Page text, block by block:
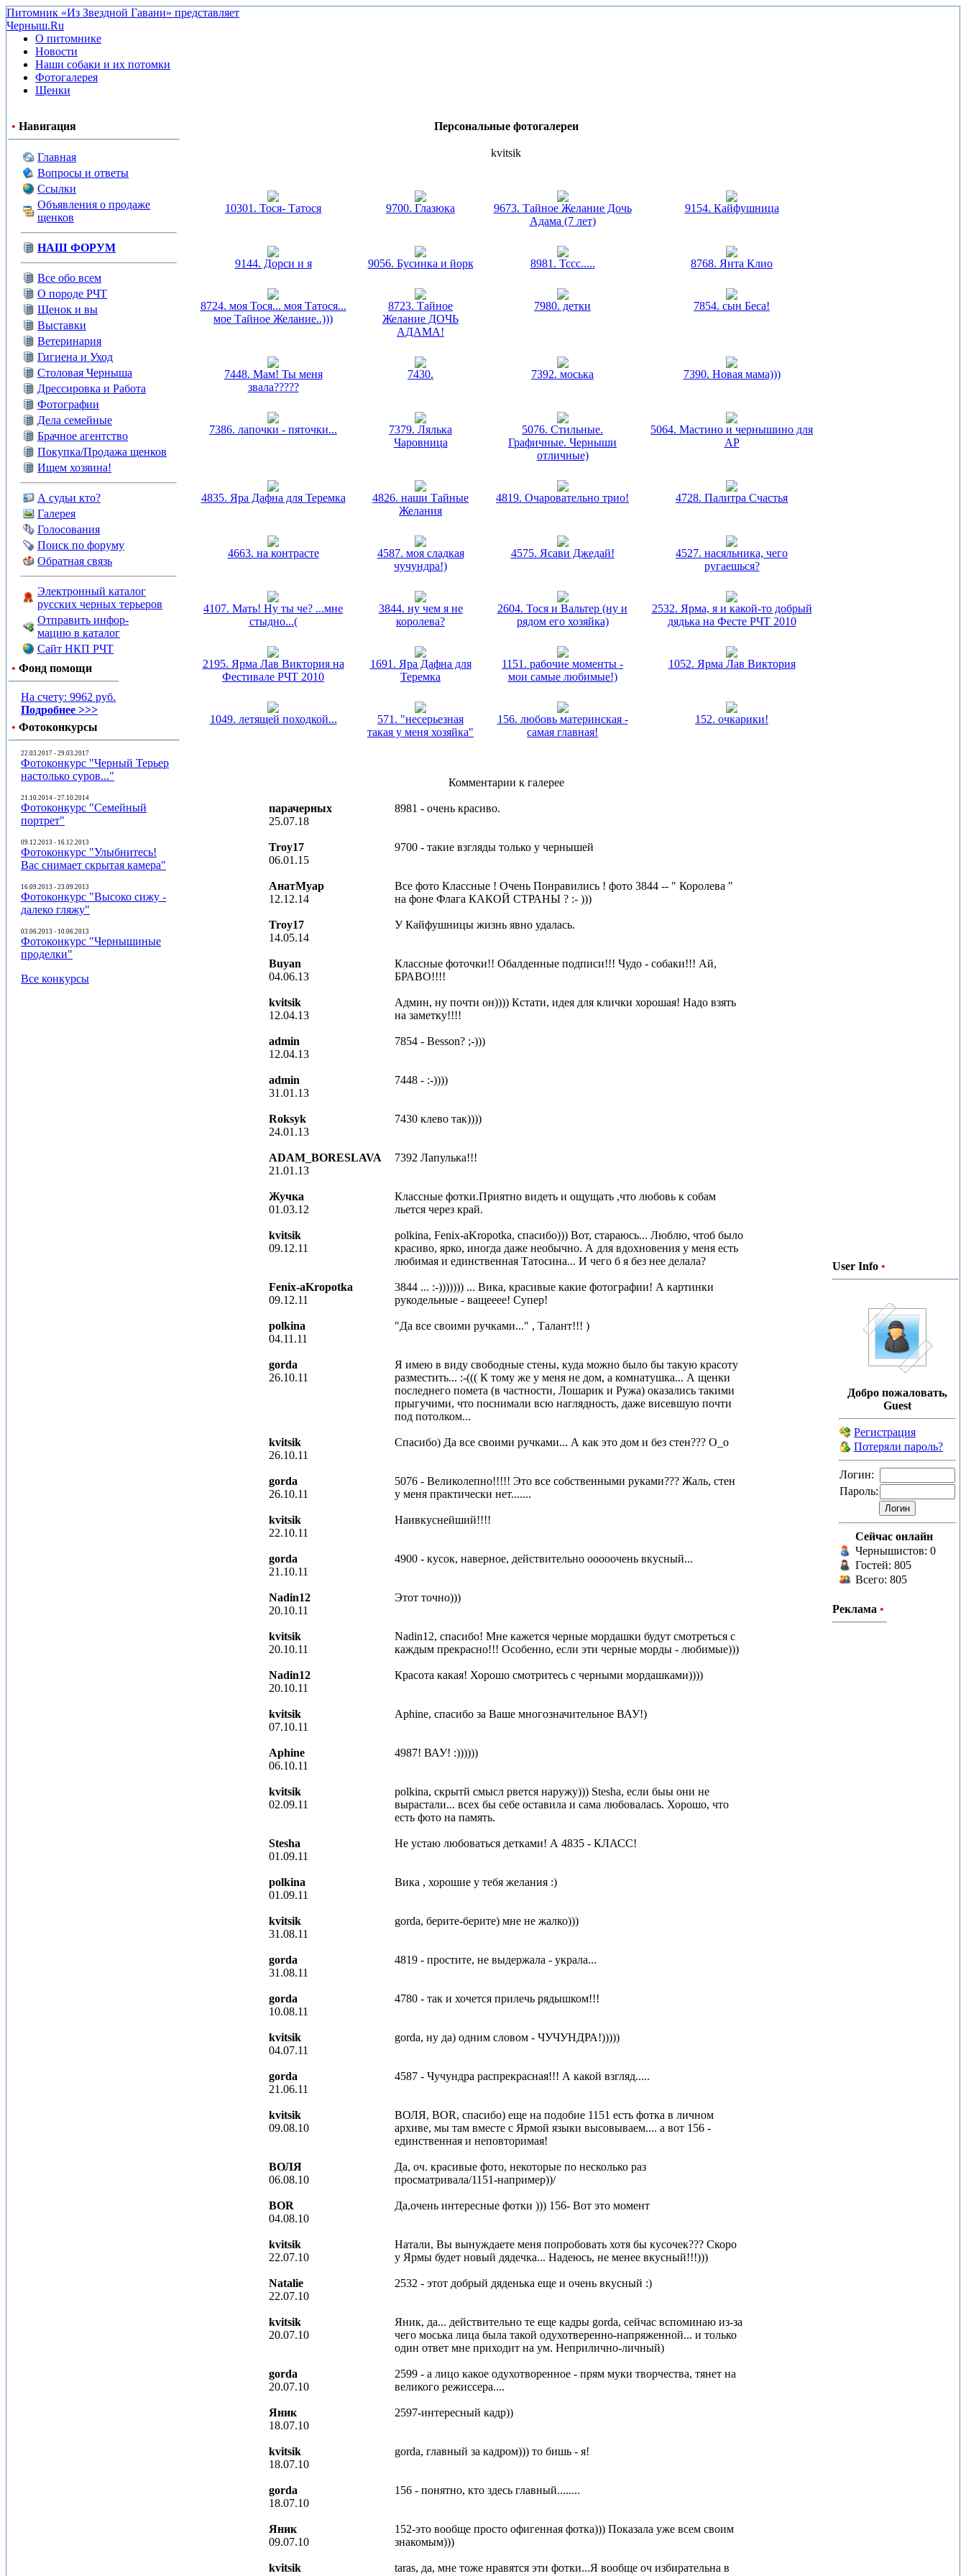
Питомник «Из Звездной Гавани» представляет
Черныш.Ru
О питомнике
Новости
Наши собаки и их потомки
Фотогалерея
Щенки
• Навигация
Главная
Вопросы и ответы
Ссылки
Объявления о продаже
щенков
НАШ ФОРУМ
Все обо всем
О породе РЧТ
Щенок и вы
Выставки
Ветеринария
Гигиена и Уход
Столовая Черныша
Дрессировка и Работа
Фотографии
Дела семейные
Брачное агентство
Покупка/Продажа щенков
Ищем хозяина!
А судьи кто?
Галерея
Голосования
Поиск по форуму
Обратная связь
Электронный каталог
русских черных терьеров
Отправить инфор-
мацию в каталог
Сайт НКП РЧТ
• Фонд помощи
На счету: 9962 руб.
Подробнее >>>
• Фотоконкурсы
22.03.2017 - 29.03.2017
Фотоконкурс "Черный Терьер
настолько суров..."
21.10.2014 - 27.10.2014
Фотоконкурс "Семейный
портрет"
09.12.2013 - 16.12.2013
Фотоконкурс "Улыбнитесь!
Вас снимает скрытая камера"
16.09.2013 - 23.09.2013
Фотоконкурс "Высоко сижу -
далеко гляжу"
03.06.2013 - 10.06.2013
Фотоконкурс "Чернышиные
проделки"
Все конкурсы
Персональные фотогалереи
kvitsik
10301. Тося- Татося 9700. Глазюка
9673. Тайное Желание Дочь
Адама (7 лет)
9154. Кайфушница
9144. Дорси и я 9056. Бусинка и йорк 8981. Тссс..... 8768. Янта Клио
8724. моя Тося... моя Татося...
мое Тайное Желание..)))
8723. Тайное
Желание ДОЧЬ
АДАМА!
7980. детки 7854. сын Беса!
7448. Мам! Ты меня
звала?????
7430. 7392. моська 7390. Новая мама)))
7386. лапочки - пяточки...
7379. Лялька
Чаровница
5076. Стильные.
Графичные. Черныши
отличные)
5064. Мастино и чернышино для
АР
4835. Яра Дафна для Теремка
4826. наши Тайные
Желания
4819. Очаровательно трио! 4728. Палитра Счастья
4663. на контрасте
4587. моя сладкая
чучундра!)
4575. Ясави Джедай!
4527. насяльника, чего
ругаешься?
4107. Мать! Ну ты че? ...мне
стыдно...(
3844. ну чем я не
королева?
2604. Тося и Вальтер (ну и
рядом его хозяйка)
2532. Ярма, я и какой-то добрый
дядька на Фесте РЧТ 2010
2195. Ярма Лав Виктория на
Фестивале РЧТ 2010
1691. Яра Дафна для
Теремка
1151. рабочие моменты -
мои самые любимые!)
1052. Ярма Лав Виктория
1049. летящей походкой...
571. "несерьезная
такая у меня хозяйка"
156. любовь материнская -
самая главная!
152. очкарики!
Комментарии к галерее
парачерных
25.07.18
8981 - очень красиво.
Troy17
06.01.15
9700 - такие взгляды только у чернышей
АнатМуар
12.12.14
Все фото Классные ! Очень Понравились ! фото 3844 -- " Королева "
на фоне Флага КАКОЙ СТРАНЫ ? :- )))
Troy17
14.05.14
У Кайфушницы жизнь явно удалась.
Buyan
04.06.13
Классные фоточки!! Обалденные подписи!!! Чудо - собаки!!! Ай,
БРАВО!!!!
kvitsik
12.04.13
Админ, ну почти он)))) Кстати, идея для клички хорошая! Надо взять
на заметку!!!!
admin
12.04.13
7854 - Besson? ;-)))
admin
31.01.13
7448 - :-))))
Roksyk
24.01.13
7430 клево так))))
ADAM_BORESLAVA
21.01.13
7392 Лапулька!!!
Жучка
01.03.12
Классные фотки.Приятно видеть и ощущать ,что любовь к собам
льется через край.
kvitsik
09.12.11
polkina, Fenix-aKropotka, спасибо))) Вот, стараюсь... Люблю, чтоб было
красиво, ярко, иногда даже необычно. А для вдохновения у меня есть
любимая и единственная Татосина... И чего б я без нее делала?
Fenix-aKropotka
09.12.11
3844 ... :-))))))) ... Вика, красивые какие фотографии! А картинки
рукодельные - ващееее! Супер!
polkina
04.11.11
"Да все своими ручками..." , Талант!!! )
gorda
26.10.11
Я имею в виду свободные стены, куда можно было бы такую красоту
разместить... :-((( К тому же у меня не дом, а комнатушка... А щенки
последнего помета (в частности, Лошарик и Ружа) оказались такими
прыгучими, что поснимали всю наглядность, даже висевшую почти
под потолком...
kvitsik
26.10.11
Спасибо) Да все своими ручками... А как это дом и без стен??? О_о
gorda
26.10.11
5076 - Великолепно!!!!! Это все собственными руками??? Жаль, стен
у меня практически нет.......
kvitsik
22.10.11
Наивкуснейший!!!!
gorda
21.10.11
4900 - кусок, наверное, действительно ооооочень вкусный...
Nadin12
20.10.11
Этот точно)))
kvitsik
20.10.11
Nadin12, спасибо! Мне кажется черные мордашки будут смотреться с
каждым прекрасно!!! Особенно, если эти черные морды - любимые)))
Nadin12
20.10.11
Красота какая! Хорошо смотритесь с черными мордашками))))
kvitsik
07.10.11
Aphine, спасибо за Ваше многозначительное ВАУ!)
Aphine
06.10.11
4987! ВАУ! :))))))
kvitsik
02.09.11
polkina, скрытй смысл рвется наружу))) Stesha, если быы они не
вырастали... всех бы себе оставила и сама любовалась. Хорошо, что
есть фото на память.
Stesha
01.09.11
Не устаю любоваться детками! А 4835 - КЛАСС!
polkina
01.09.11
Вика , хорошие у тебя желания :)
kvitsik
31.08.11
gorda, берите-берите) мне не жалко)))
gorda
31.08.11
4819 - простите, не выдержала - украла...
gorda
10.08.11
4780 - так и хочется прилечь рядышком!!!
kvitsik
04.07.11
gorda, ну да) одним словом - ЧУЧУНДРА!)))))
gorda
21.06.11
4587 - Чучундра распрекрасная!!! А какой взгляд.....
kvitsik
09.08.10
ВОЛЯ, BOR, спасибо) еще на подобие 1151 есть фотка в личном
архиве, мы там вместе с Ярмой языки высовываем.... а вот 156 -
единственная и неповторимая!
ВОЛЯ
06.08.10
Да, оч. красивые фото, некоторые по несколько раз
просматривала/1151-например))/
BOR
04.08.10
Да,очень интересные фотки ))) 156- Вот это момент
kvitsik
22.07.10
Натали, Вы вынуждаете меня попробовать хотя бы кусочек??? Скоро
у Ярмы будет новый дядечка... Надеюсь, не менее вкусный!!!)))
Natalie
22.07.10
2532 - этот добрый дяденька еще и очень вкусный :)
kvitsik
20.07.10
Яник, да... действительно те еще кадры gorda, сейчас вспоминаю из-за
чего моська лица была такой одухотверенно-напряженной... и только
один ответ мне приходит на ум. Неприлично-личный)
gorda
20.07.10
2599 - а лицо какое одухотворенное - прям муки творчества, тянет на
великого режиссера....
Яник
18.07.10
2597-интересный кадр))
kvitsik
18.07.10
gorda, главный за кадром))) то бишь - я!
gorda
18.07.10
156 - понятно, кто здесь главный........
Яник
09.07.10
152-это вообще просто офигенная фотка))) Показала уже всем своим
знакомым)))
kvitsik
taras, да, мне тоже нравятся эти фотки...Я вообще оч избирательна в
User Info •
Добро пожаловать,
Guest
Регистрация
Потеряли пароль?
Логин:
Пароль:
Сейчас онлайн
Чернышистов: 0
Гостей: 805
Всего: 805
Реклама •